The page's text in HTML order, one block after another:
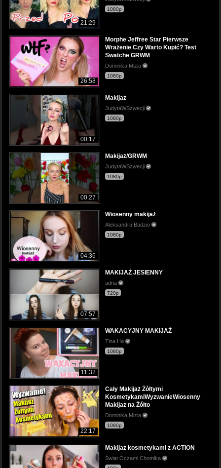
21:29
1080p
26:58
Morphe Jeffree Star Pierwsze
Wrażenie Czy Warto Kupić? Test
Swatche GRWM
Dominika Mizia
1080p
00:17
Makijaż
JudytaWSzwecji
1080p
00:27
Makijaż/GRWM
JudytaWSzwecji
1080p
04:36
Wiosenny makijaż
Aleksandra Badzio
1080p
07:57
MAKIJAŻ JESIENNY
adria
720p
11:32
WAKACYJNY MAKIJAŻ
Tina Ha
1080p
22:17
Cały Makijaż Żółtymi
KosmetykamiWyzwanieWiosenny
Makijaż na Żółto
Dominika Mizia
1080p
Makijaż kosmetykami z ACTION
Świat Oczami Chomika